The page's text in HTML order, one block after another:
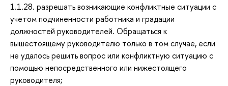
1.1.28. разрешать возникающие конфликтные ситуации с
учетом подчиненности работника и градации
должностей руководителей. Обращаться к
вышестоящему руководителю только в том случае, если
не удалось решить вопрос или конфликтную ситуацию с
помощью непосредственного или нижестоящего
руководителя;